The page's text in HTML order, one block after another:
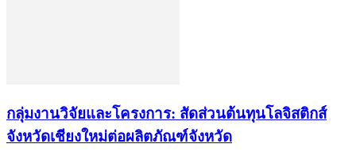
กลุ่มงานวิจัยและโครงการ: สัดส่วนต้นทุนโลจิสติกส์
จังหวัดเชียงใหม่ต่อผลิตภัณฑ์จังหวัด